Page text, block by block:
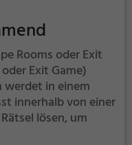
Rooms oder Exit
Exit Game)
werdet in einem
innerhalb von einer
lösen, um